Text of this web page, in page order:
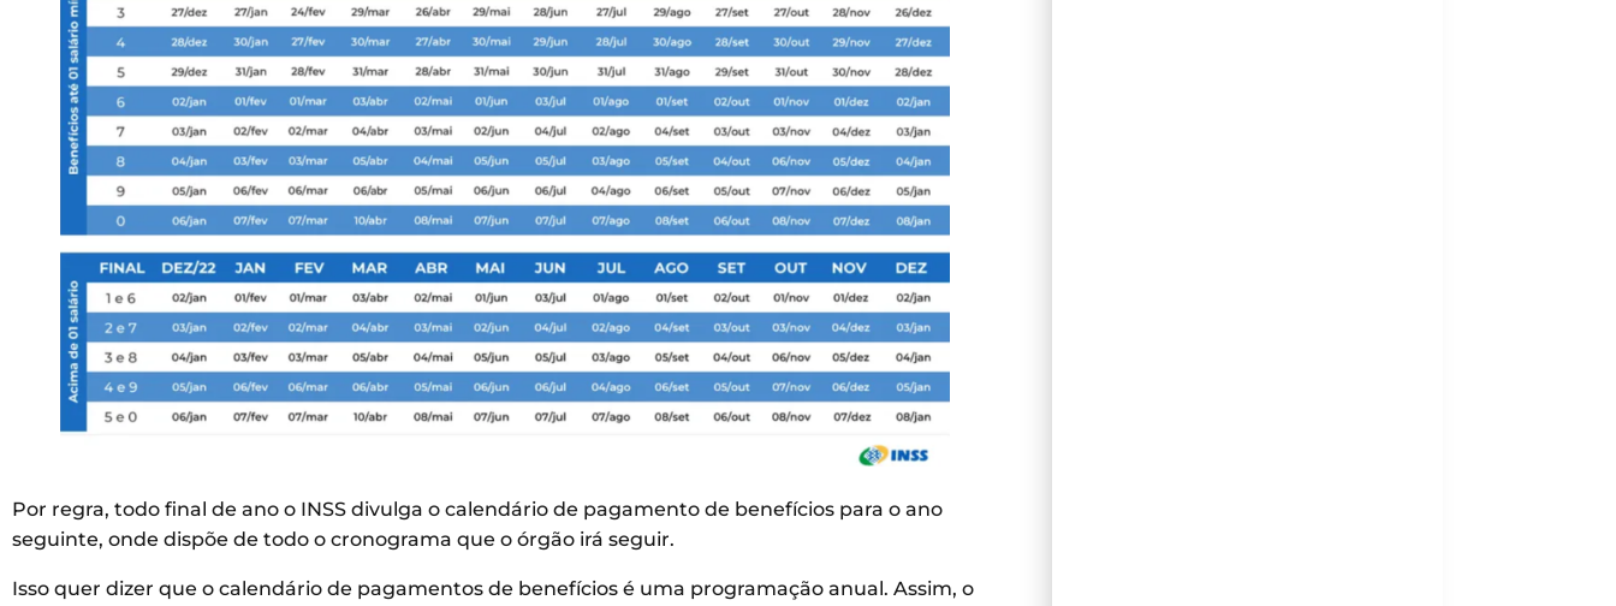
Por regra, todo final de ano o INSS divulga o calendário de pagamento de benefícios para o ano
seguinte, onde dispõe de todo o cronograma que o órgão irá seguir.
Isso quer dizer que o calendário de pagamentos de benefícios é uma programação anual. Assim, o